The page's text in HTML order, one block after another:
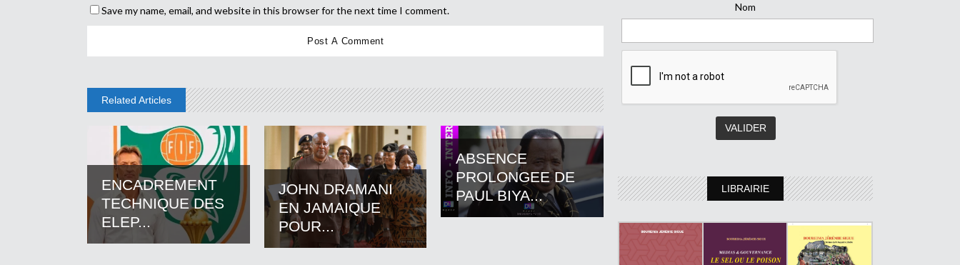
Save my name, email, and website in this browser for the next time I comment.
Related Articles
ENCADREMENT
TECHNIQUE DES
ELEP...
JOHN DRAMANI
EN JAMAIQUE
POUR...
ABSENCE
PROLONGEE DE
PAUL BIYA...
Nom
LIBRAIRIE